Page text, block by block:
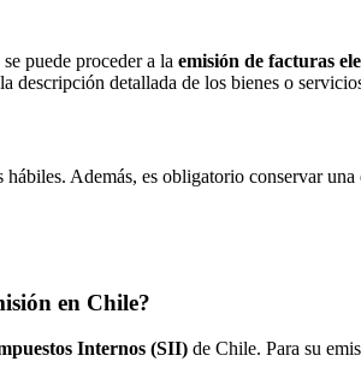
puede proceder a la emisión de facturas
detallada de los bienes o
Además, es obligatorio conservar
en Chile?
Internos (SII) de Chile. Para su